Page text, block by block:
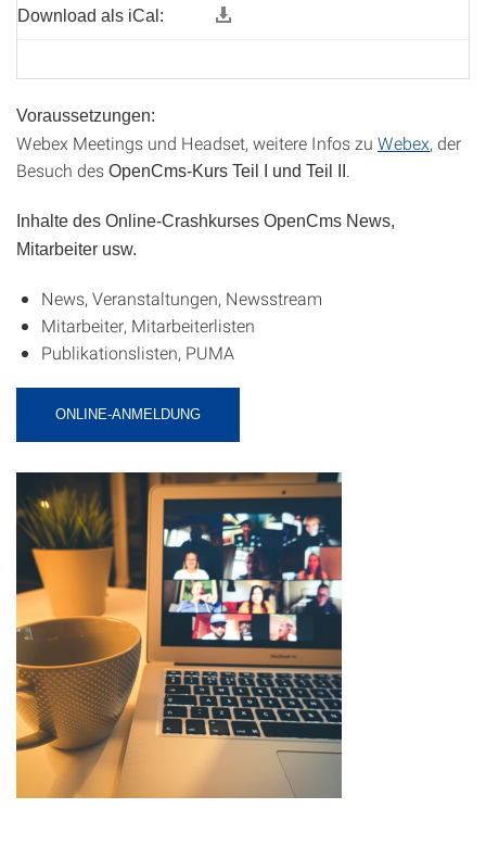
Download als iCal:
Voraussetzungen:
Webex Meetings und Headset, weitere Infos zu Webex, der
Besuch des OpenCms-Kurs Teil I und Teil II
Inhalte des Online-Crashkurses OpenCms News,
Mitarbeiter usw.
News, Veranstaltungen, Newsstream
Mitarbeiter, Mitarbeiterlisten
Publikationslisten, PUMA
ONLINE-ANMELDUNG